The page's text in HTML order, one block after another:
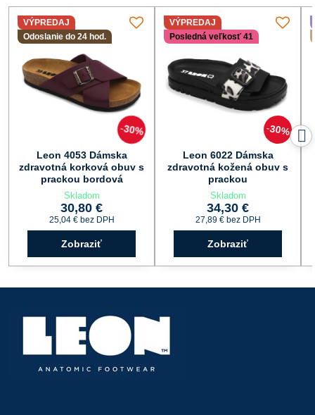
30%
VÝPREDAJ
Odoslanie do 24 hod.
Leon 4053 Dámska
zdravotná korková obuv s
prackou bordová
Skladom
30,80 €
25,04 € bez DPH
Zobraziť
30%
VÝPREDAJ
Posledná veľkosť 41
Leon 6022 Dámska
zdravotná kožená obuv s
prackou
Skladom
34,30 €
27,89 € bez DPH
Zobraziť